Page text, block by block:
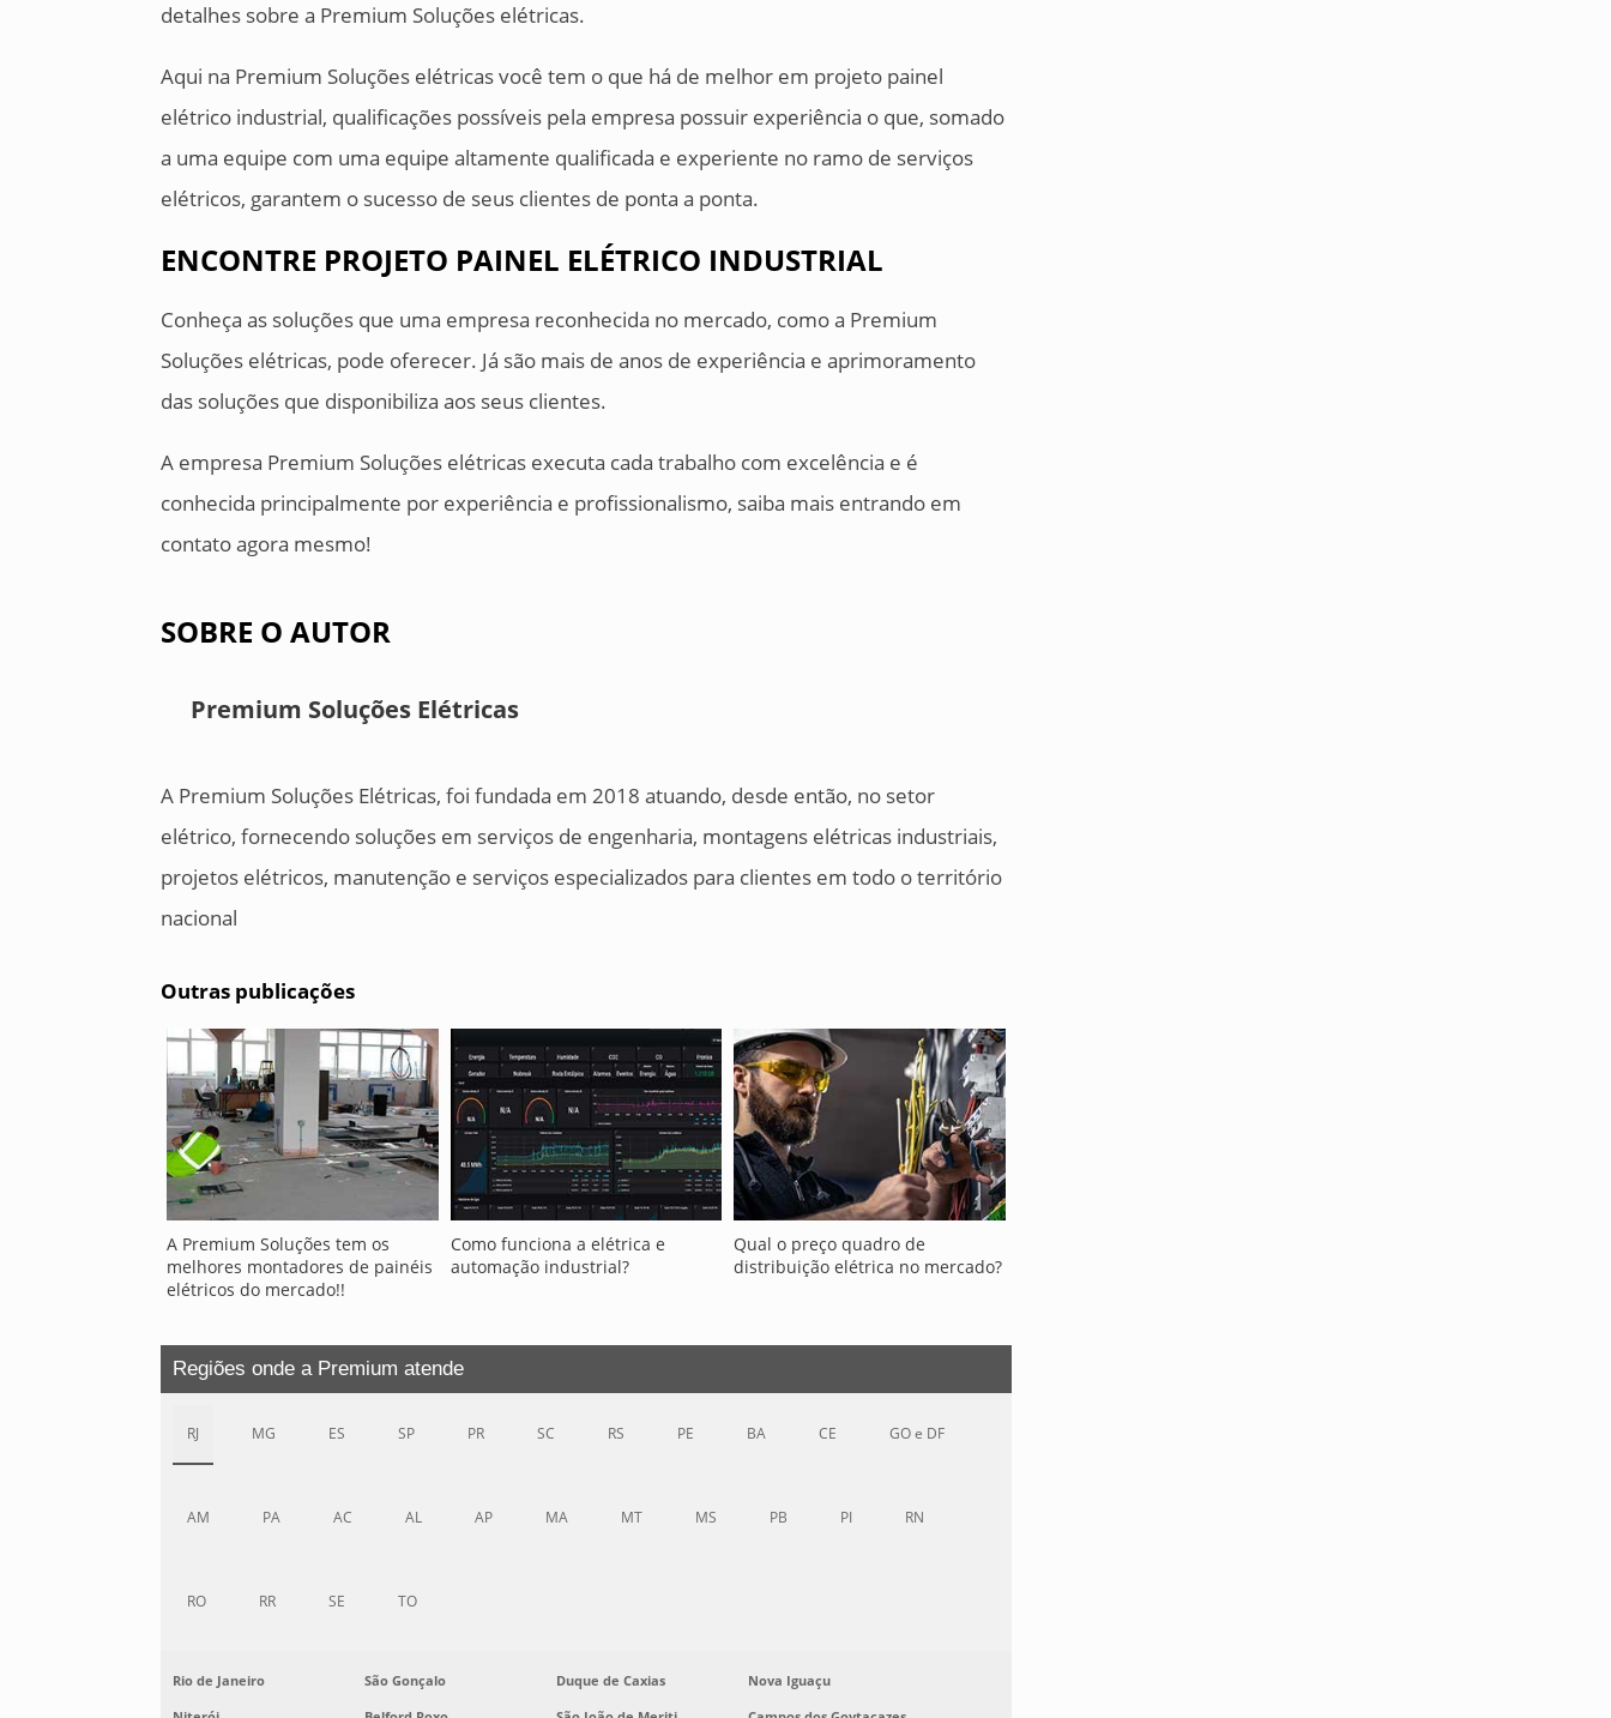
detalhes sobre a Premium Soluções elétricas.
Aqui na Premium Soluções elétricas você tem o que há de melhor em projeto painel
elétrico industrial, qualificações possíveis pela empresa possuir experiência o que, somado
a uma equipe com uma equipe altamente qualificada e experiente no ramo de serviços
elétricos, garantem o sucesso de seus clientes de ponta a ponta.
ENCONTRE PROJETO PAINEL ELÉTRICO INDUSTRIAL
Conheça as soluções que uma empresa reconhecida no mercado, como a Premium
Soluções elétricas, pode oferecer. Já são mais de anos de experiência e aprimoramento
das soluções que disponibiliza aos seus clientes.
A empresa Premium Soluções elétricas executa cada trabalho com excelência e é
conhecida principalmente por experiência e profissionalismo, saiba mais entrando em
contato agora mesmo!
SOBRE O AUTOR
Premium Soluções Elétricas
A Premium Soluções Elétricas, foi fundada em 2018 atuando, desde então, no setor
elétrico, fornecendo soluções em serviços de engenharia, montagens elétricas industriais,
projetos elétricos, manutenção e serviços especializados para clientes em todo o território
nacional
Outras publicações
A Premium Soluções tem os
melhores montadores de painéis
elétricos do mercado!!
Como funciona a elétrica e
automação industrial?
Qual o preço quadro de
distribuição elétrica no mercado?
Regiões onde a Premium atende
RJ MG ES SP PR SC RS PE BA CE GO e DF
AM PA AC AL AP MA MT MS PB PI RN
RO RR SE TO
Rio de Janeiro São Gonçalo Duque de Caxias
Nova Iguaçu